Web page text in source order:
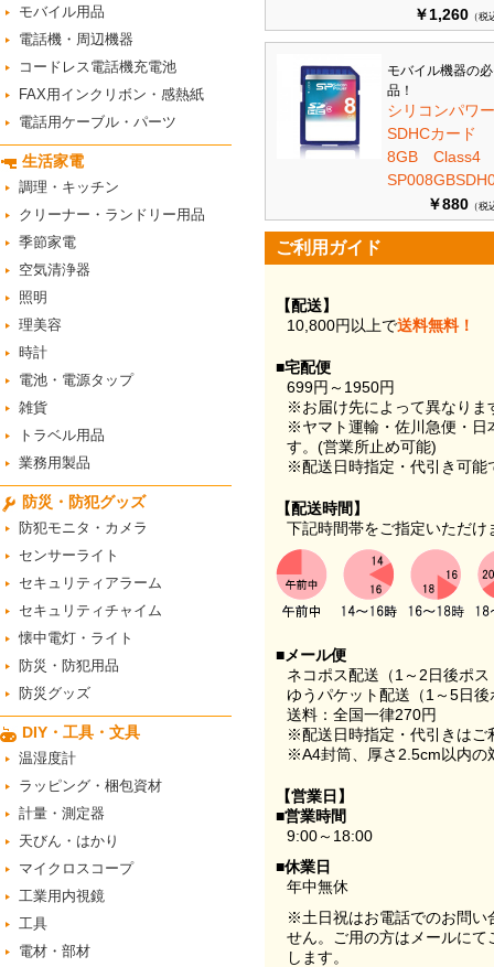
モバイル用品
電話機・周辺機器
コードレス電話機充電池
FAX用インクリボン・感熱紙
電話用ケーブル・パーツ
生活家電
調理・キッチン
クリーナー・ランドリー用品
季節家電
空気清浄器
照明
理美容
時計
電池・電源タップ
雑貨
トラベル用品
業務用製品
防災・防犯グッズ
防犯モニタ・カメラ
センサーライト
セキュリティアラーム
セキュリティチャイム
懐中電灯・ライト
防災・防犯用品
防災グッズ
DIY・工具・文具
温湿度計
ラッピング・梱包資材
計量・測定器
天びん・はかり
マイクロスコープ
工業用内視鏡
工具
電材・部材
￥1,260 （税
モバイル機器の
品！
シリコンパ
SDHCカード
8GB
￥880 （税
ご利用ガイド
【配送】
10,800円以上で送料無料！
■宅配便
699円～1950円
※お届け先によって異なりま
※ヤマト運輸・佐川急便・日
す。(営業所止め可能)
※配送日時指定・代引き可能
【配送時間】
下記時間帯をご指定いただけ
■メール便
ネコポス配送（1～2日後ポ
ゆうパケット配送（1～5日
送料：全国一律270円
※配送日時指定・代引きはご
※A4封筒、厚さ2.5cm以内の
【営業日】
■営業時間
9:00～18:00
■休業日
年中無休
※土日祝はお電話でのお問い
せん。ご用の方はメールに
します。